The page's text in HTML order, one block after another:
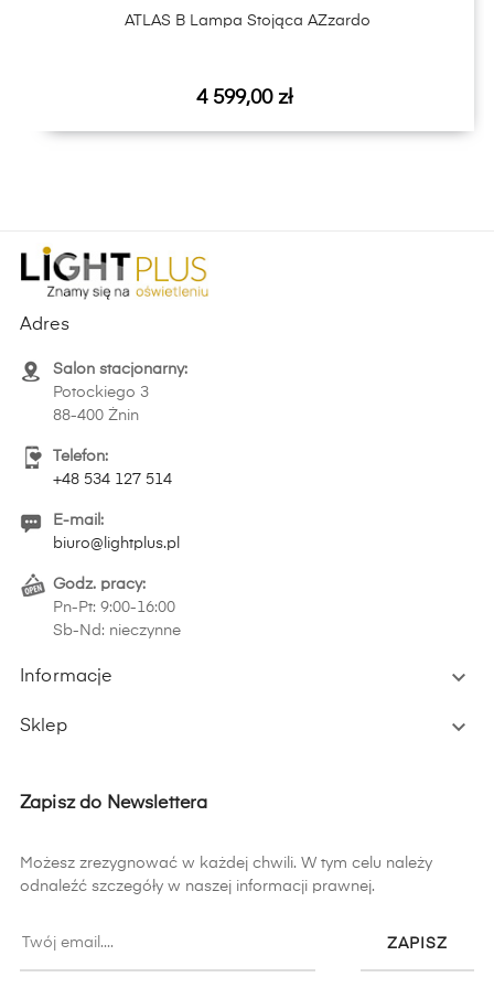
ATLAS B Lampa Stojąca AZzardo
Cena
4 599,00 zł
Adres
Salon stacjonarny:
Potockiego 3
88-400 Żnin
Telefon:
+48 534 127 514
E-mail:
biuro@lightplus.pl
Godz. pracy:
Pn-Pt: 9:00-16:00
Sb-Nd: nieczynne
Informacje 
Sklep 
Zapisz do Newslettera
Możesz zrezygnować w każdej chwili. W tym celu należy
odnaleźć szczegóły w naszej informacji prawnej.
ZAPISZ